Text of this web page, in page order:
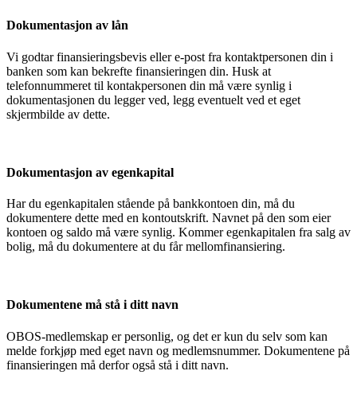
Dokumentasjon av lån
Vi godtar finansieringsbevis eller e-post fra kontaktpersonen din i
banken som kan bekrefte finansieringen din. Husk at
telefonnummeret til kontakpersonen din må være synlig i
dokumentasjonen du legger ved, legg eventuelt ved et eget
skjermbilde av dette.
Dokumentasjon av egenkapital
Har du egenkapitalen stående på bankkontoen din, må du
dokumentere dette med en kontoutskrift. Navnet på den som eier
kontoen og saldo må være synlig. Kommer egenkapitalen fra salg av
bolig, må du dokumentere at du får mellomfinansiering.
Dokumentene må stå i ditt navn
OBOS-medlemskap er personlig, og det er kun du selv som kan
melde forkjøp med eget navn og medlemsnummer. Dokumentene på
finansieringen må derfor også stå i ditt navn.